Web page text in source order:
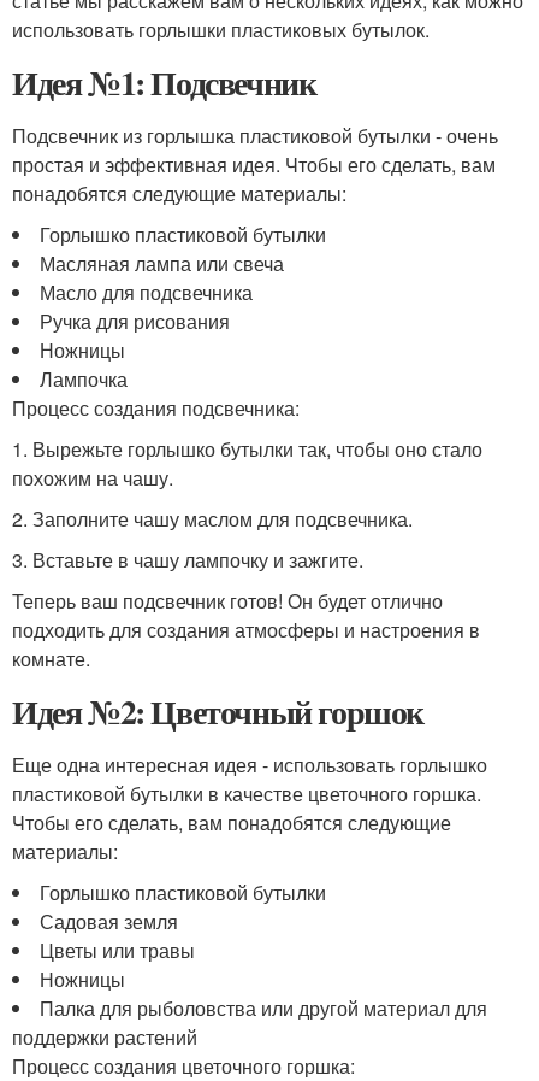
использовать горлышки пластиковых бутылок.
Идея №1: Подсвечник
Подсвечник из горлышка пластиковой бутылки - очень
простая и эффективная идея. Чтобы его сделать, вам
понадобятся следующие материалы:
Горлышко пластиковой бутылки
Масляная лампа или свеча
Масло для подсвечника
Ручка для рисования
Ножницы
Лампочка
Процесс создания подсвечника:
1. Вырежьте горлышко бутылки так, чтобы оно стало
похожим на чашу.
2. Заполните чашу маслом для подсвечника.
3. Вставьте в чашу лампочку и зажгите.
Теперь ваш подсвечник готов! Он будет отлично
подходить для создания атмосферы и настроения в
комнате.
Идея №2: Цветочный горшок
Еще одна интересная идея - использовать горлышко
пластиковой бутылки в качестве цветочного горшка.
Чтобы его сделать, вам понадобятся следующие
материалы:
Горлышко пластиковой бутылки
Садовая земля
Цветы или травы
Ножницы
Палка для рыболовства или другой материал для
поддержки растений
Процесс создания цветочного горшка: